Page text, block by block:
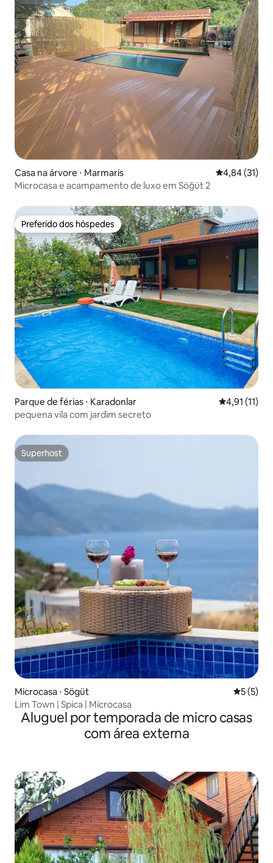
Casa na árvore ⋅ Marmaris 4,84 de uma
4,84 (31)
Microcasa e acampamento de luxo em Söğüt 2
Preferido dos hóspedes
Preferido dos hóspedes
Parque de férias ⋅ Karadonlar 4,91 de uma
4,91 (11)
pequena vila com jardim secreto
Superhost
Superhost
Microcasa ⋅ Sögüt 5 de
5 (5)
Lim Town | Spica | Microcasa
Aluguel por temporada de micro casas
com área externa